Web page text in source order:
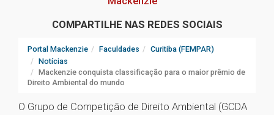
COMPARTILHE NAS REDES SOCIAIS
Portal Mackenzie Faculdades
Curitiba (FEMPAR)
Notícias
Mackenzie conquista classificação para o maior prêmio de
Direito Ambiental do mundo
O Grupo de Competição de Direito Ambiental (GCDA